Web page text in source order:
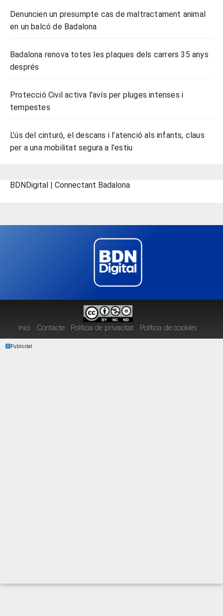
Denuncien un presumpte cas de maltractament animal
en un balcó de Badalona
Badalona renova totes les plaques dels carrers 35 anys
després
Protecció Civil activa l’avís per pluges intenses i
tempestes
L’ús del cinturó, el descans i l’atenció als infants, claus
per a una mobilitat segura a l’estiu
BDNDigital | Connectant Badalona
Inici Contacte Política de privacitat Política de cookies
Publicitat